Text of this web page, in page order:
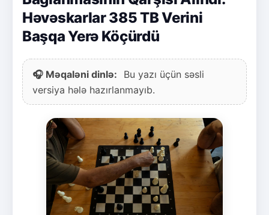
Həvəskarlar 385 TB Verini
Başqa Yerə Köçürdü
🎧 Məqaləni dinlə:
Bu yazı üçün səsli
versiya hələ hazırlanmayıb.